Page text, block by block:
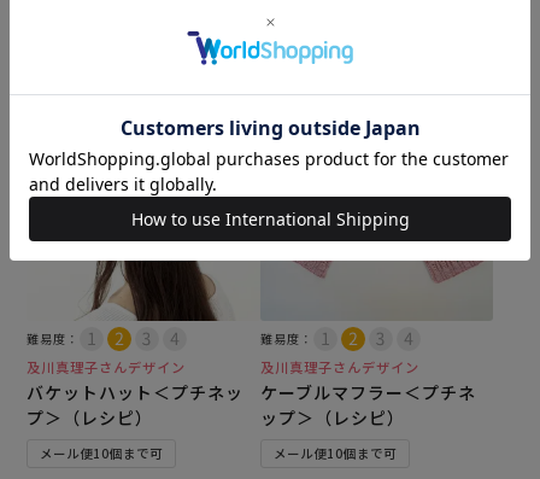
¥110
カートに入れる
難易度：
及川真理子さんデザイン
バケットハット＜プチネッ
プ＞（レシピ）
メール便10個まで可
難易度：
及川真理子さんデザイン
ケーブルマフラー＜プチネ
ップ＞（レシピ）
メール便10個まで可